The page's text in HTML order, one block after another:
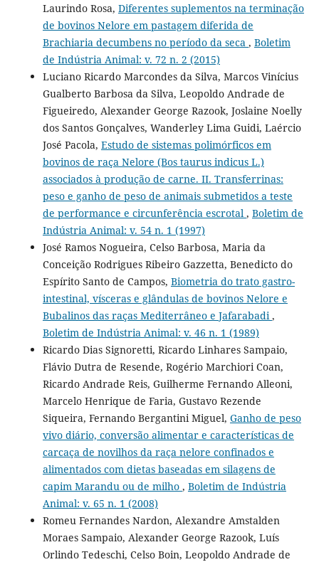
Laurindo Rosa, Diferentes suplementos na terminação
de bovinos Nelore em pastagem diferida de
Brachiaria decumbens no período da seca , Boletim
de Indústria Animal: v. 72 n. 2 (2015)
Luciano Ricardo Marcondes da Silva, Marcos Vinícius
Gualberto Barbosa da Silva, Leopoldo Andrade de
Figueiredo, Alexander George Razook, Joslaine Noelly
dos Santos Gonçalves, Wanderley Lima Guidi, Laércio
José Pacola, Estudo de sistemas polimórficos em
bovinos de raça Nelore (Bos taurus indicus L.)
associados à produção de carne. II. Transferrinas:
peso e ganho de peso de animais submetidos a teste
de performance e circunferência escrotal , Boletim de
Indústria Animal: v. 54 n. 1 (1997)
José Ramos Nogueira, Celso Barbosa, Maria da
Conceição Rodrigues Ribeiro Gazzetta, Benedicto do
Espírito Santo de Campos, Biometria do trato gastro-
intestinal, vísceras e glândulas de bovinos Nelore e
Bubalinos das raças Mediterrâneo e Jafarabadi ,
Boletim de Indústria Animal: v. 46 n. 1 (1989)
Ricardo Dias Signoretti, Ricardo Linhares Sampaio,
Flávio Dutra de Resende, Rogério Marchiori Coan,
Ricardo Andrade Reis, Guilherme Fernando Alleoni,
Marcelo Henrique de Faria, Gustavo Rezende
Siqueira, Fernando Bergantini Miguel, Ganho de peso
vivo diário, conversão alimentar e características de
carcaça de novilhos da raça nelore confinados e
alimentados com dietas baseadas em silagens de
capim Marandu ou de milho , Boletim de Indústria
Animal: v. 65 n. 1 (2008)
Romeu Fernandes Nardon, Alexandre Amstalden
Moraes Sampaio, Alexander George Razook, Luís
Orlindo Tedeschi, Celso Boin, Leopoldo Andrade de